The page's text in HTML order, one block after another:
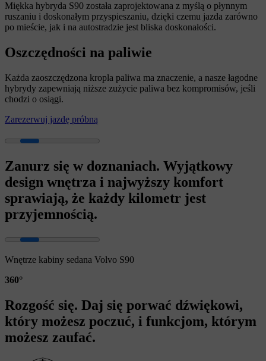
Miękka hybryda S90 została zaprojektowana z myślą o płynnym
ruszaniu i doskonałym przyspieszaniu, dzięki czemu jazda zarówno
po mieście, jak i na autostradzie jest bliska doskonałości.
Oszczędności na paliwie
Każda zaoszczędzona kropla paliwa ma znaczenie, a nasze łagodne
hybrydy zapewniają niższe zużycie paliwa bez kompromisów, jeśli
chodzi o osiągi.
Zarezerwuj jazdę próbną
Zanurz się w doznaniach. Wyjątkowy
design wnętrza i najwyższy komfort
sprawiają, że każdy kilometr jest
przyjemnością.
Wnętrze kabiny sedana Volvo S90
360°
Rozgość się. Daj się porwać dźwiękowi,
który możesz poczuć, i funkcjom, którym
możesz zaufać.